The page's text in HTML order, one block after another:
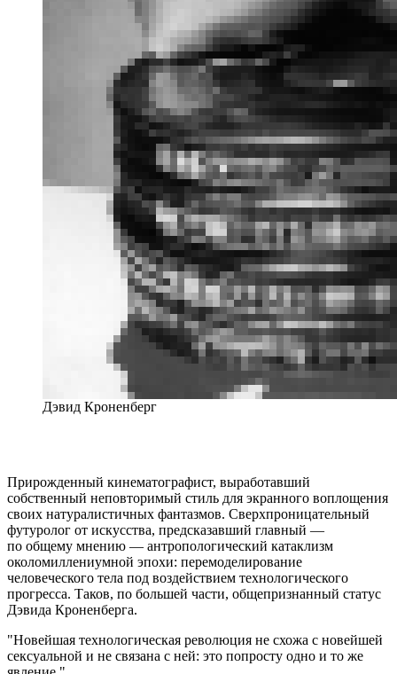
Дэвид Кроненберг
Прирожденный кинематографист, выработавший
собственный неповторимый стиль для экранного воплощения
своих натуралистичных фантазмов. Сверхпроницательный
футуролог от искусства, предсказавший главный —
по общему мнению — антропологический катаклизм
околомиллениумной эпохи: перемоделирование
человеческого тела под воздействием технологического
прогресса. Таков, по большей части, общепризнанный статус
Дэвида Кроненберга.
Новейшая технологическая революция не схожа с новейшей
сексуальной и не связана с ней: это попросту одно и то же